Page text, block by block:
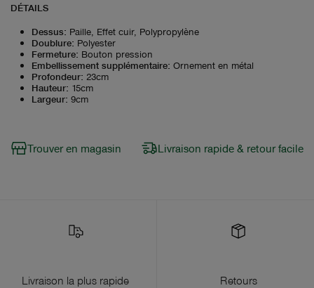
DÉTAILS
Dessus: Paille, Effet cuir, Polypropylène
Doublure: Polyester
Fermeture: Bouton pression
Embellissement supplémentaire: Ornement en métal
Profondeur: 23cm
Hauteur: 15cm
Largeur: 9cm
Trouver en magasin Livraison rapide & retour facile
Livraison la plus rapide
Retours